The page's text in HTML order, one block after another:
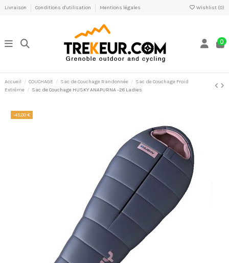
Livraison Conditions d'utilisation Mentions légales Wishlist (0)
0
Accueil COUCHAGE Sac de Couchage Randonnée
Sac de Couchage Froid
Extrême
Sac de Couchage HUSKY ANAPURNA -28 Ladies
-45,00 €